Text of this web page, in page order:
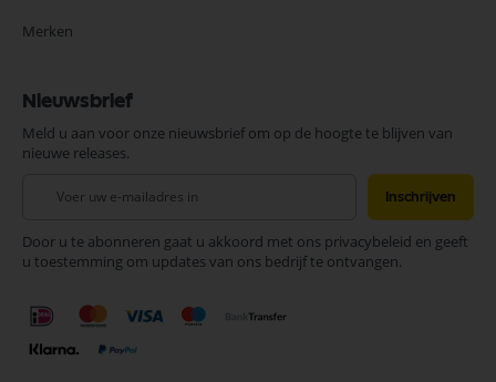
Merken
Nieuwsbrief
Meld u aan voor onze nieuwsbrief om op de hoogte te blijven van
nieuwe releases.
onze
nieuwsbrief
Inschrijven
Door u te abonneren gaat u akkoord met ons privacybeleid en geeft
u toestemming om updates van ons bedrijf te ontvangen.